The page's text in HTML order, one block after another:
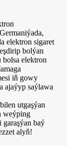
elektron sigaret
bolýan
bolsa elektron
iň gowy
ajaýyp saýlawa
utgaşýan
weýping
baý
alyň!